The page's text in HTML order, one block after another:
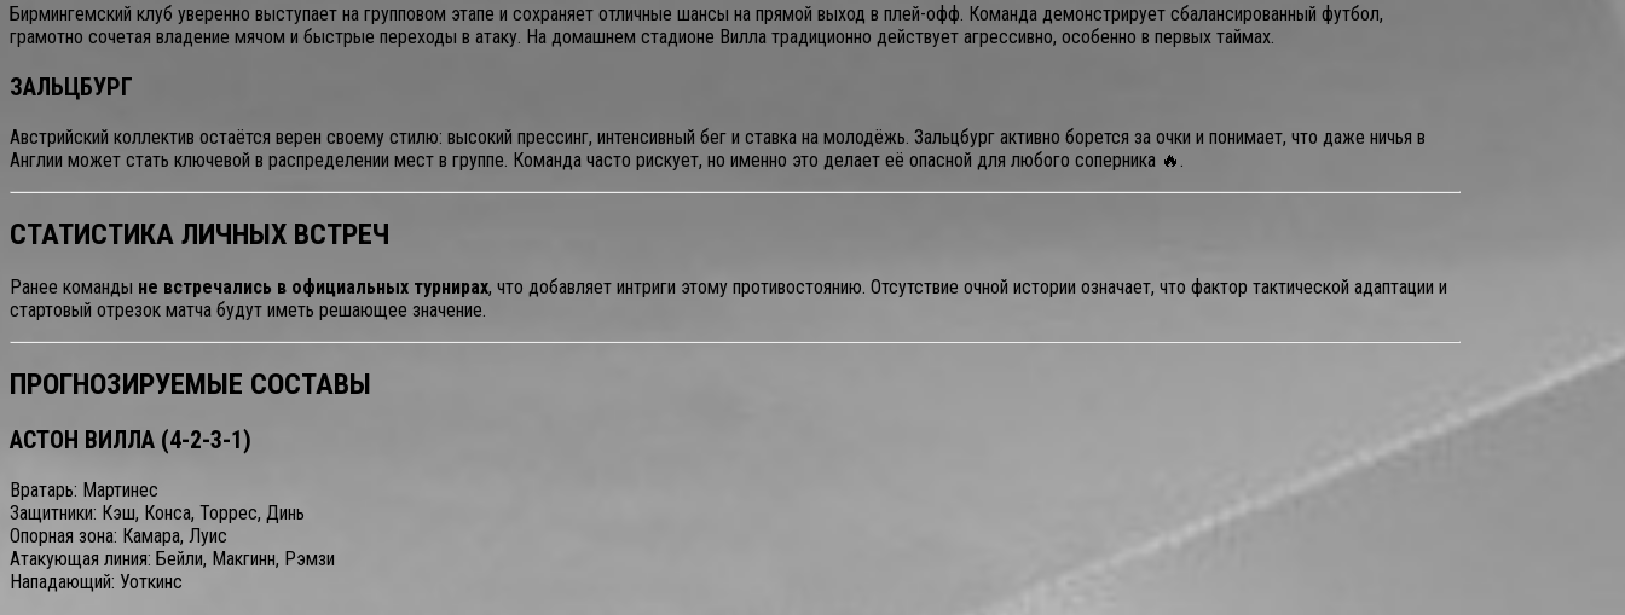
Бирмингемский клуб уверенно выступает на групповом этапе и сохраняет отличные шансы на прямой выход в плей-офф. Команда демонстрирует сбалансированный футбол,
грамотно сочетая владение мячом и быстрые переходы в атаку. На домашнем стадионе Вилла традиционно действует агрессивно, особенно в первых таймах.
ЗАЛЬЦБУРГ
Австрийский коллектив остаётся верен своему стилю: высокий прессинг, интенсивный бег и ставка на молодёжь. Зальцбург активно борется за очки и понимает, что даже ничья в
Англии может стать ключевой в распределении мест в группе. Команда часто рискует, но именно это делает её опасной для любого соперника 🔥.
СТАТИСТИКА ЛИЧНЫХ ВСТРЕЧ
Ранее команды не встречались в официальных турнирах, что добавляет интриги этому противостоянию. Отсутствие очной истории означает, что фактор тактической адаптации и
стартовый отрезок матча будут иметь решающее значение.
ПРОГНОЗИРУЕМЫЕ СОСТАВЫ
АСТОН ВИЛЛА (4-2-3-1)
Вратарь: Мартинес
Защитники: Кэш, Конса, Торрес, Динь
Опорная зона: Камара, Луис
Атакующая линия: Бейли, Макгинн, Рэмзи
Нападающий: Уоткинс